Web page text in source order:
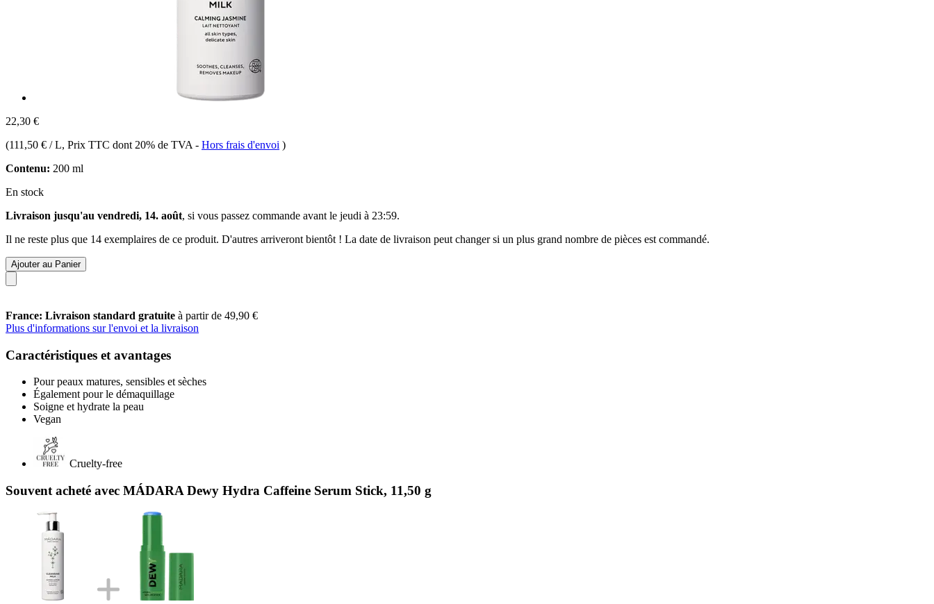
22,30 €
(111,50 € / L, Prix TTC dont 20% de TVA - Hors frais d'envoi )
Contenu: 200 ml
En stock
Livraison jusqu'au vendredi, 14. août, si vous passez commande avant le jeudi à 23:59.
Il ne reste plus que 14 exemplaires de ce produit. D'autres arriveront bientôt ! La date de livraison peut changer si un plus grand nombre de pièces est commandé.
Ajouter au Panier
France: Livraison standard gratuite à partir de 49,90 €
Plus d'informations sur l'envoi et la livraison
Caractéristiques et avantages
Pour peaux matures, sensibles et sèches
Également pour le démaquillage
Soigne et hydrate la peau
Vegan
Cruelty-free
Souvent acheté avec MÁDARA Dewy Hydra Caffeine Serum Stick, 11,50 g